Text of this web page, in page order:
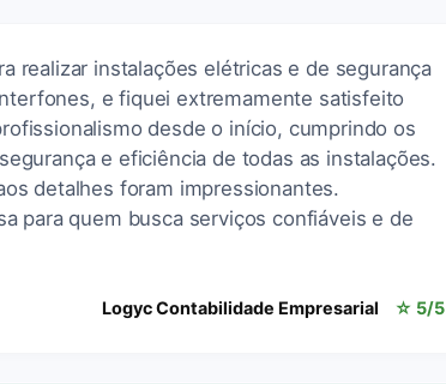
realizar instalações elétricas e de segurança
e fiquei extremamente satisfeito
desde o início, cumprindo os
e eficiência de todas as instalações.
detalhes foram impressionantes.
para quem busca serviços confiáveis e de
Logyc Contabilidade Empresarial ☆ 5/5